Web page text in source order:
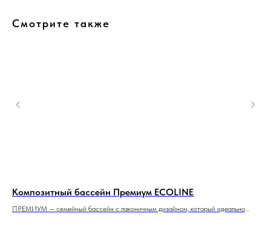
Смотрите также
Композитный бассейн Премиум ECOLINE
ПРЕМИУМ — семейный бассейн с лаконичным дизайном, который идеально